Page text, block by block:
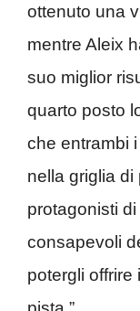
ottenuto una
mentre Aleix
suo miglior
quarto posto
che entrambi
nella griglia
protagonisti
consapevoli
potergli offrire